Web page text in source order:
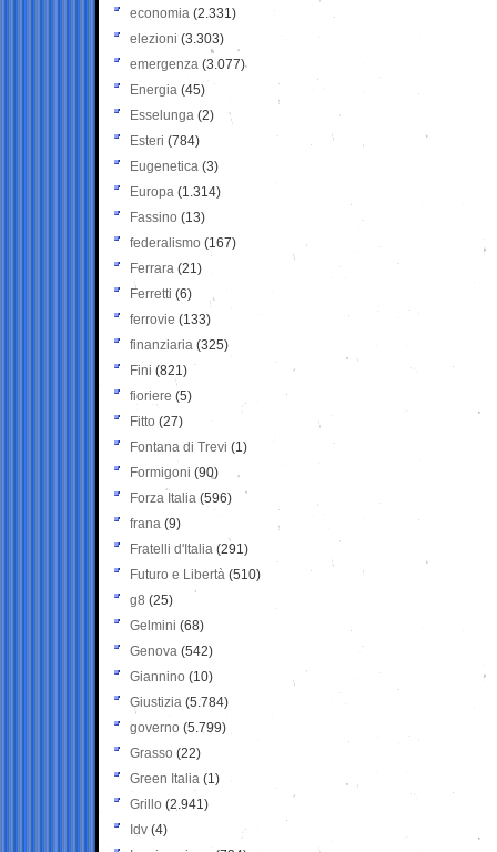
economia (2.331)
elezioni (3.303)
emergenza (3.077)
Energia (45)
Esselunga (2)
Esteri (784)
Eugenetica (3)
Europa (1.314)
Fassino (13)
federalismo (167)
Ferrara (21)
Ferretti (6)
ferrovie (133)
finanziaria (325)
Fini (821)
fioriere (5)
Fitto (27)
Fontana di Trevi (1)
Formigoni (90)
Forza Italia (596)
frana (9)
Fratelli d'Italia (291)
Futuro e Libertà (510)
g8 (25)
Gelmini (68)
Genova (542)
Giannino (10)
Giustizia (5.784)
governo (5.799)
Grasso (22)
Green Italia (1)
Grillo (2.941)
Idv (4)